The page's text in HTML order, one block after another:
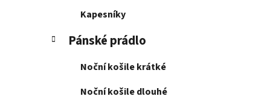
Kapesníky
Pánské prádlo
Noční košile krátké
Noční košile dlouhé